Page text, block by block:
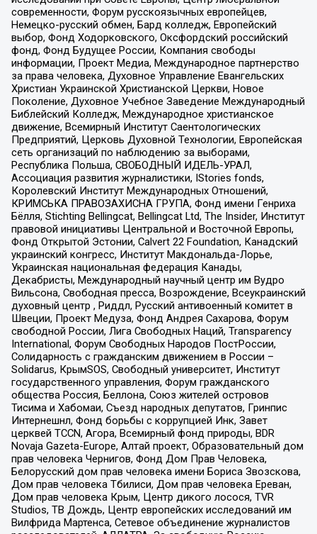
современности, Форум русскоязычных европейцев,
Немецко-русский обмен, Бард колледж, Европейский
выбор, Фонд Ходорковского, Оксфордский российский
фонд, Фонд Будущее России, Компания свободы
информации, Проект Медиа, Международное партнерство
за права человека, Духовное Управление Евангельских
Христиан Украинской Христианской Церкви, Новое
Поколение, Духовное Учебное Заведение Международный
Библейский Колледж, Международное христианское
движение, Всемирный Институт Саентологических
Предприятий, Церковь Духовной Технологии, Европейская
сеть организаций по наблюдению за выборами,
Республика Польша, СВОБОДНЫЙ ИДЕЛЬ-УРАЛ,
Ассоциация развития журналистики, IStories fonds,
Королевский Институт Международных Отношений,
КРИМСЬКА ПРАВОЗАХИСНА ГРУПА, Фонд имени Генриха
Бёлля, Stichting Bellingcat, Bellingcat Ltd, The Insider, Институт
правовой инициативы Центральной и Восточной Европы,
Фонд Открытой Эстонии, Calvert 22 Foundation, Канадский
украинский конгресс, Институт Макдональда-Лорье,
Украинская национальная федерация Канады,
Декабристы, Международный научный центр им Вудро
Вильсона, Свободная пресса, Возрождение, Всеукраинский
духовный центр , Риддл, Русский антивоенный комитет в
Швеции, Проект Медуза, Фонд Андрея Сахарова, Форум
свободной России, Лига Свободных Наций, Transparеncy
International, Форум Свободных Народов ПостРоссии,
Солидарность с гражданским движением в России –
Solidarus, КрымSOS, Свободный университет, Институт
государственного управления, Форум гражданского
общества Россия, Беллона, Союз жителей островов
Тисима и Хабомаи, Съезд народных депутатов, Гринпис
Интернешнл, Фонд борьбы с коррупцией Инк, Завет
церквей TCCN, Агора, Всемирный фонд природы, BDR
Novaja Gazeta-Europe, Алтай проект, Образовательный дом
прав человека Чернигов, Фонд Дом Прав Человека,
Белорусский дом прав человека имени Бориса Звозскова,
Дом прав человека Тбилиси, Дом прав человека Ереван,
Дом прав человека Крым, Центр дикого лосося, TVR
Studios, ТВ Дождь, Центр европейских исследований им
Вилфрида Мартенса, Сетевое объединение журналистов